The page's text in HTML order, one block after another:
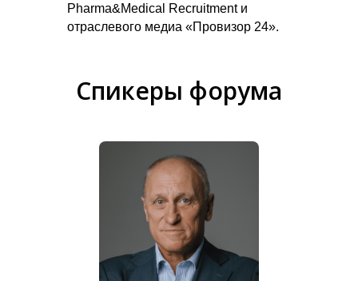
Pharma&Medical Recruitment и
отраслевого медиа «Провизор 24».
Спикеры форума